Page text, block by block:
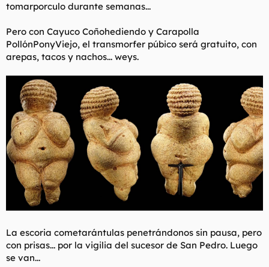
tomarporculo durante semanas...
Pero con Cayuco Coñohediendo y Carapolla
PollónPonyViejo, el transmorfer púbico será gratuito, con
arepas, tacos y nachos... weys.
La escoria cometarántulas penetrándonos sin pausa, pero
con prisas... por la vigilia del sucesor de San Pedro. Luego
se van...